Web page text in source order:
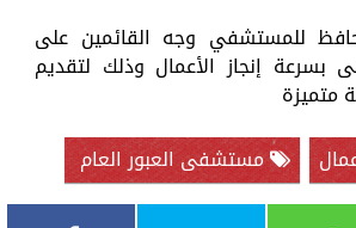
للمستشفي وجه القائمين على
بسرعة إنجاز الأعمال وذلك لتقديم
متميزة
مستشفى العبور العام